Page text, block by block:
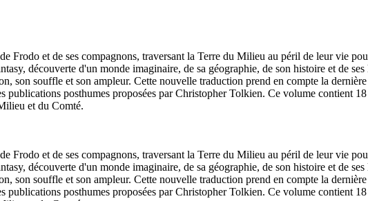
Frodo et de ses compagnons, traversant la Terre du Milieu au péril de leur vie
découverte d'un monde imaginaire, de sa géographie, de son histoire et de
son souffle et son ampleur. Cette nouvelle traduction prend en compte la
publications posthumes proposées par Christopher Tolkien. Ce volume contient
et du Comté.
Frodo et de ses compagnons, traversant la Terre du Milieu au péril de leur vie
découverte d'un monde imaginaire, de sa géographie, de son histoire et de
son souffle et son ampleur. Cette nouvelle traduction prend en compte la
publications posthumes proposées par Christopher Tolkien. Ce volume contient